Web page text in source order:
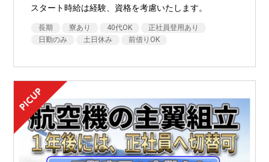
スタート時給は経験、資格を考慮いたします。
長期 寮あり 40代OK
正社員登用あり
日勤のみ
土日休み 前借りOK